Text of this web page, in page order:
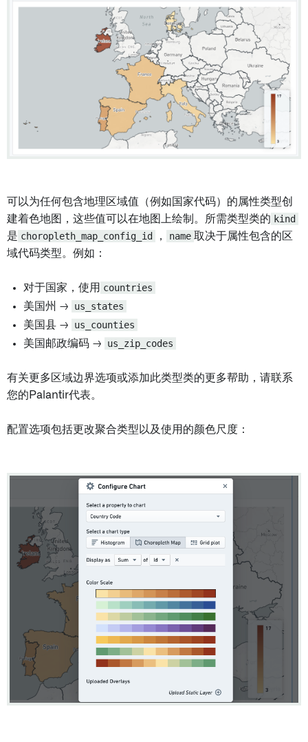
可以为任何包含地理区域值（例如国家代码）的属性类型创
建着色地图，这些值可以在地图上绘制。所需类型类的 kind
是 choropleth_map_config_id ， name 取决于属性包含的区
域代码类型。例如：
对于国家，使用 countries
美国州 →
us_states
美国县 →
us_counties
美国邮政编码 →
us_zip_codes
有关更多区域边界选项或添加此类型类的更多帮助，请联系
您的Palantir代表。
配置选项包括更改聚合类型以及使用的颜色尺度：